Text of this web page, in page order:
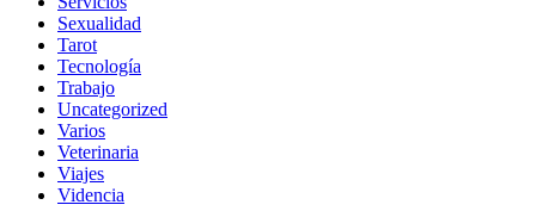
Sexualidad
Tarot
Tecnología
Trabajo
Uncategorized
Varios
Veterinaria
Viajes
Videncia